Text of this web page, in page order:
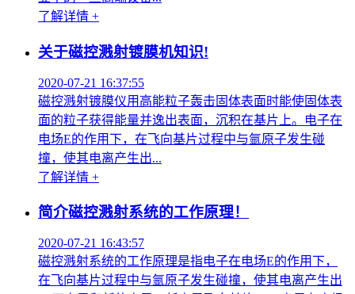
了解详情 +
关于磁控溅射镀膜机知识!
2020-07-21 16:37:55
磁控溅射镀膜仪用高能粒子轰击固体表面时能使固体表
面的粒子获得能量并逸出表面，沉积在基片上。电子在
电场E的作用下，在飞向基片过程中与氩原子发生碰
撞，使其电离产生出...
了解详情 +
简介磁控溅射系统的工作原理！
2020-07-21 16:43:57
磁控溅射系统的工作原理是指电子在电场E的作用下，
在飞向基片过程中与氩原子发生碰撞，使其电离产生出